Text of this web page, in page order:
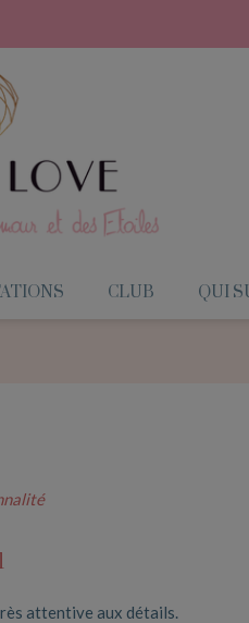
CLUB QUI
attentive aux détails.